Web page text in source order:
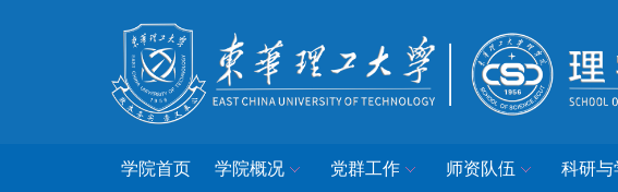
学院首页 学院概况 党群工作 师资队伍 科研与